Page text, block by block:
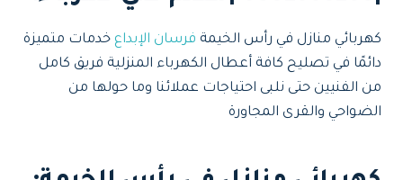
كهربائي منازل في رأس الخيمة فرسان الإبداع خدمات متميزة
دائمًا في تصليح كافة أعطال الكهرباء المنزلية فريق كامل
من الفنيين حتى نلبى احتياجات عملائنا وما حولها من
الضواحي والقرى المجاورة